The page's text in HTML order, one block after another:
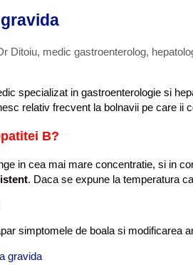
Ditoiu, medic gastroenterolog,
specializat in gastroenterologie si
relativ frecvent la bolnavii pe care ii
B?
in cea mai mare concentratie, si in
. Daca se expune la temperatura
simptomele de boala si modificarea
gravida